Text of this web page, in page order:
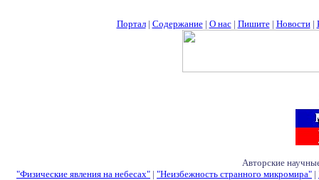
Портал| Содержание| О нас| Пишите| Новости|
Авторские
"Физические явления на небесах" | "Неизбежность странного микромира" |